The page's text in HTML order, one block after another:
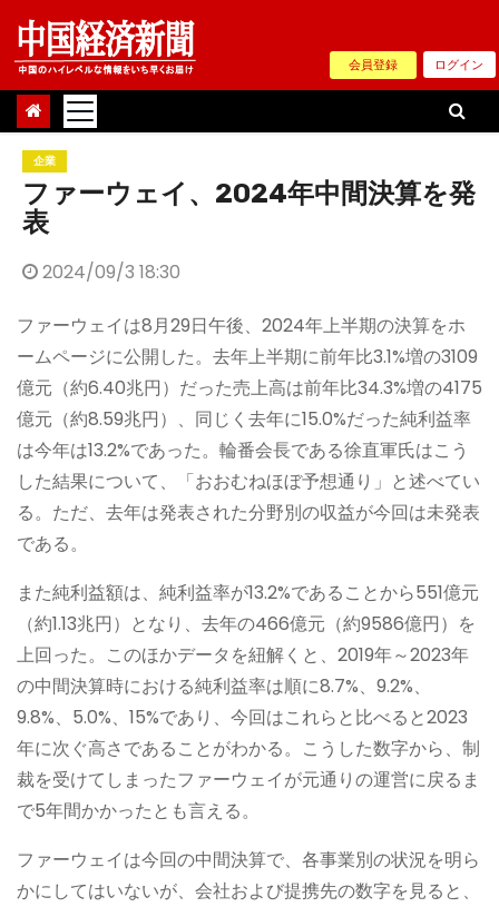
Skip
content
会員登録 ログイン
企業
ファーウェイ、2024年中間決算を発
表
2024/09/3 18:30
ファーウェイは8月29日午後、2024年上半期の決算をホ
ームページに公開した。去年上半期に前年比3.1%増の3109
億元（約6.40兆円）だった売上高は前年比34.3%増の4175
億元（約8.59兆円）、同じく去年に15.0%だった純利益率
は今年は13.2%であった。輪番会長である徐直軍氏はこう
した結果について、「おおむねほぼ予想通り」と述べてい
る。ただ、去年は発表された分野別の収益が今回は未発表
である。
また純利益額は、純利益率が13.2%であることから551億元
（約1.13兆円）となり、去年の466億元（約9586億円）を
上回った。このほかデータを紐解くと、2019年～2023年
の中間決算時における純利益率は順に8.7%、9.2%、
9.8%、5.0%、15%であり、今回はこれらと比べると2023
年に次ぐ高さであることがわかる。こうした数字から、制
裁を受けてしまったファーウェイが元通りの運営に戻るま
で5年間かかったとも言える。
ファーウェイは今回の中間決算で、各事業別の状況を明ら
かにしてはいないが、会社および提携先の数字を見ると、